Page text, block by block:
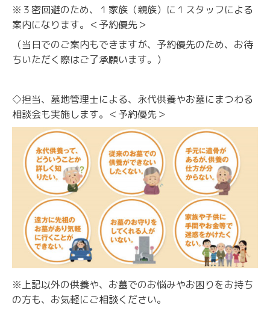
※３密回避のため、１家族（親族）に１スタッフによる
案内になります。＜予約優先＞
（当日でのご案内もできますが、予約優先のため、お待
ちいただく際はご了承願います。）
◇担当、墓地管理士による、永代供養やお墓にまつわる
相談会も実施します。＜予約優先＞
※上記以外の供養や、お墓でのお悩みやお困りをお持ち
の方も、お気軽にご相談ください。